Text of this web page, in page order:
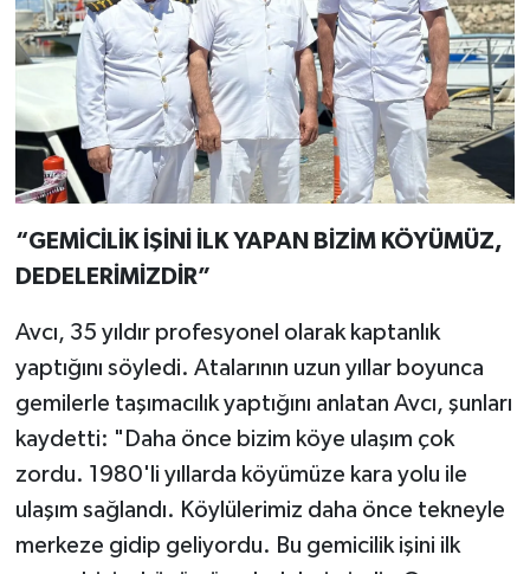
“GEMİCİLİK İŞİNİ İLK YAPAN BİZİM KÖYÜMÜZ,
DEDELERİMİZDİR”
Avcı, 35 yıldır profesyonel olarak kaptanlık
yaptığını söyledi. Atalarının uzun yıllar boyunca
gemilerle taşımacılık yaptığını anlatan Avcı, şunları
kaydetti: "Daha önce bizim köye ulaşım çok
zordu. 1980'li yıllarda köyümüze kara yolu ile
ulaşım sağlandı. Köylülerimiz daha önce tekneyle
merkeze gidip geliyordu. Bu gemicilik işini ilk